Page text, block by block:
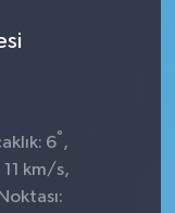
6° ,
11 km/s,